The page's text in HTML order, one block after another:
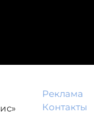
Реклама
Контакты